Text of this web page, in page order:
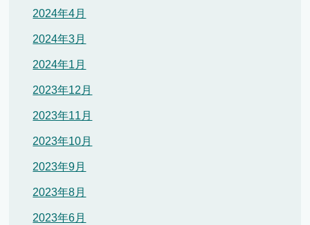
2024年4月
2024年3月
2024年1月
2023年12月
2023年11月
2023年10月
2023年9月
2023年8月
2023年6月